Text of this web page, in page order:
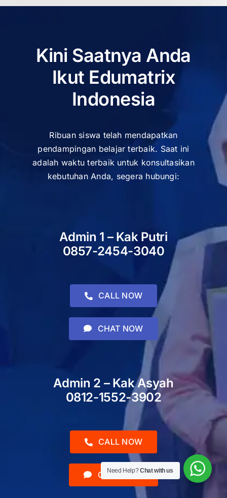
Kini Saatnya Anda
Ikut Edumatrix
Indonesia
Ribuan siswa telah mendapatkan
pendampingan belajar terbaik. Saat ini
adalah waktu terbaik untuk konsultasikan
kebutuhan Anda, segera hubungi:
Admin 1 – Kak Putri
0857-2454-3040
CALL NOW
CHAT NOW
Admin 2 – Kak Asyah
0812-1552-3902
CALL NOW
CHAT NOW
Need Help?Chat with us